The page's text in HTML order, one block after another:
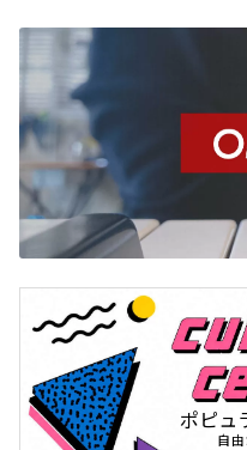
ポピュ
自